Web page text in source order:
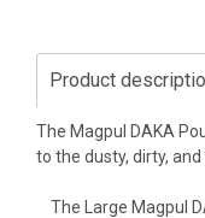
Product
The Magpul DAKA
to the dusty, dirty,
The Large Magpul